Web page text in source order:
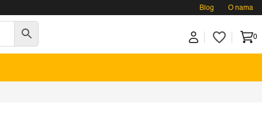
Blog O nama
0